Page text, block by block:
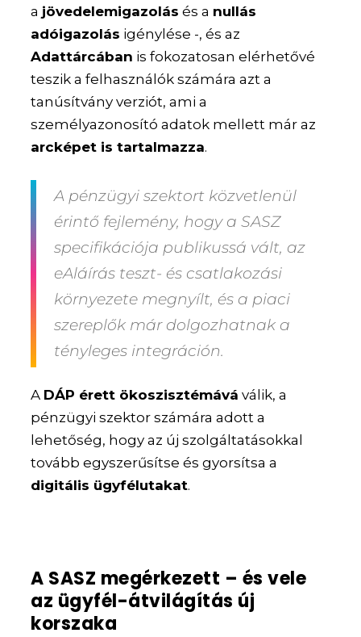
a jövedelemigazolás és a nullás
adóigazolás igénylése -, és az
Adattárcában is fokozatosan elérhetővé
teszik a felhasználók számára azt a
tanúsítvány verziót, ami a
személyazonosító adatok mellett már az
arcképet is tartalmazza.
A pénzügyi szektort közvetlenül
érintő fejlemény, hogy a SASZ
specifikációja publikussá vált, az
eAláírás teszt- és csatlakozási
környezete megnyílt, és a piaci
szereplők már dolgozhatnak a
tényleges integráción.
A DÁP érett ökoszisztémává válik, a
pénzügyi szektor számára adott a
lehetőség, hogy az új szolgáltatásokkal
tovább egyszerűsítse és gyorsítsa a
digitális ügyfélutakat.
A SASZ megérkezett – és vele
az ügyfél-átvilágítás új
korszaka